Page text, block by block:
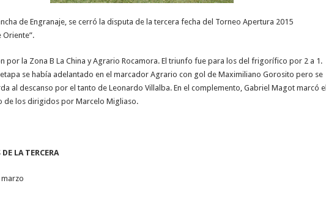
de Engranaje, se cerró la disputa de la tercera fecha del Torneo Apertura 2015
Oriente”.
por la Zona B La China y Agrario Rocamora. El triunfo fue para los del frigorífico por 2 a 1.
se había adelantado en el marcador Agrario con gol de Maximiliano Gorosito pero se
al descanso por el tanto de Leonardo Villalba. En el complemento, Gabriel Magot marcó el
de los dirigidos por Marcelo Migliaso.
DE LA TERCERA
marzo